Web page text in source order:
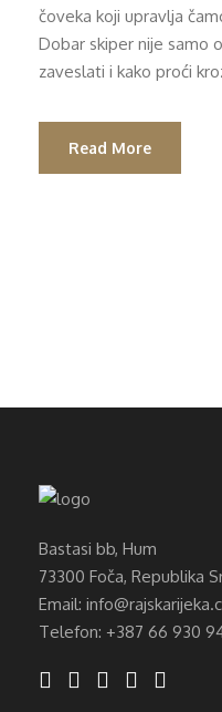
čoveka koji upravlja
Dobar skiper nije samo
zaveslati i kako proći
Read More
Bastasi bb, Hum
73300 Foča, Republika
Email:
Telefon: +387 66 930